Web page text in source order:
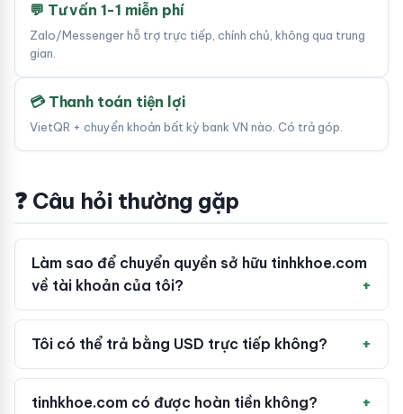
💬 Tư vấn 1-1 miễn phí
Zalo/Messenger hỗ trợ trực tiếp, chính chủ, không qua trung
gian.
💳 Thanh toán tiện lợi
VietQR + chuyển khoản bất kỳ bank VN nào. Có trả góp.
❓ Câu hỏi thường gặp
Làm sao để chuyển quyền sở hữu tinhkhoe.com
về tài khoản của tôi?
Tôi có thể trả bằng USD trực tiếp không?
tinhkhoe.com có được hoàn tiền không?